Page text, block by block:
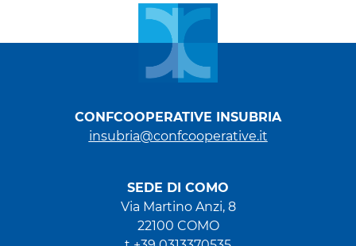
CONFCOOPERATIVE INSUBRIA
insubria@confcooperative.it
SEDE DI COMO
Via Martino Anzi, 8
22100 COMO